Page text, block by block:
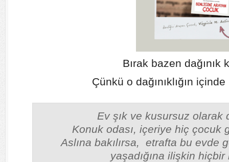
Bırak bazen dağınık
Çünkü o dağınıklığın içinde
Ev şık ve kusursuz olarak
Konuk odası, içeriye hiç çocuk
Aslına bakılırsa, etrafta bu evde
yaşadığına ilişkin